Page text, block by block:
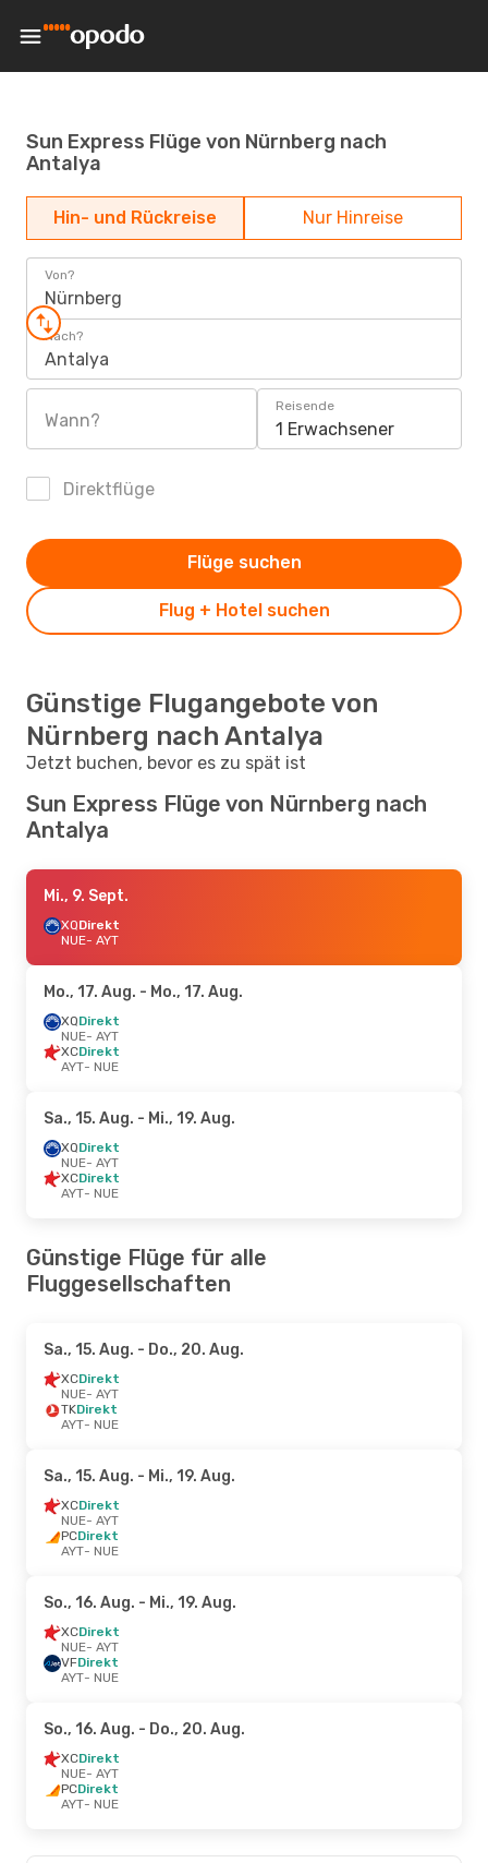
Sun Express Flüge von Nürnberg nach
Antalya
Hin- und Rückreise Nur Hinreise
Von?
Nürnberg
Nach?
Antalya
Wann?
Reisende
1 Erwachsener
Direktflüge
Flug + Hotel suchen
Flüge suchen
Günstige Flugangebote von
Nürnberg nach Antalya
Jetzt buchen, bevor es zu spät ist
Sun Express Flüge von Nürnberg nach
Antalya
Mi., 9. Sept.
XQDirekt
NUE- AYT
Mo., 17. Aug. - Mo., 17. Aug.
XQDirekt
NUE- AYT
XCDirekt
AYT- NUE
Sa., 15. Aug. - Mi., 19. Aug.
XQDirekt
NUE- AYT
XCDirekt
AYT- NUE
Günstige Flüge für alle
Fluggesellschaften
Sa., 15. Aug. - Do., 20. Aug.
XCDirekt
NUE- AYT
TKDirekt
AYT- NUE
Sa., 15. Aug. - Mi., 19. Aug.
XCDirekt
NUE- AYT
PCDirekt
AYT- NUE
So., 16. Aug. - Mi., 19. Aug.
XCDirekt
NUE- AYT
VFDirekt
AYT- NUE
So., 16. Aug. - Do., 20. Aug.
XCDirekt
NUE- AYT
PCDirekt
AYT- NUE